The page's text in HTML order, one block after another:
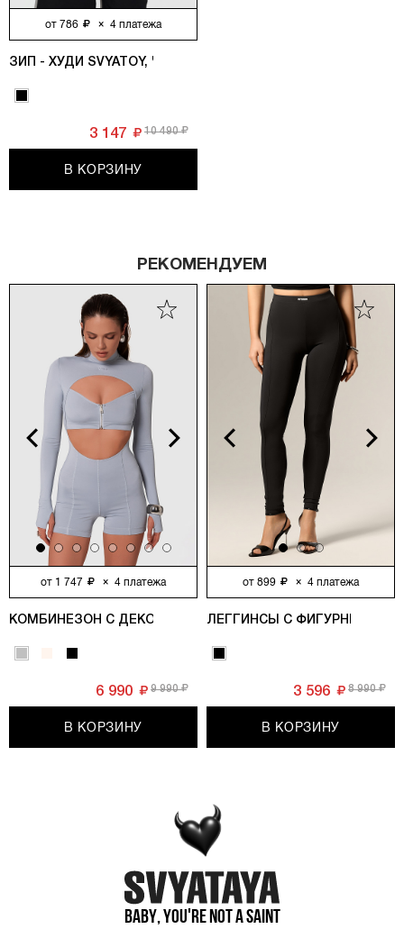
от 786 × 4 платежа
ЗИП - ХУДИ SVYATOY, ЧЕРНЫЙ
10 490
3 147
В КОРЗИНУ
РЕКОМЕНДУЕМ
Next
от 1 747 × 4 платежа
КОМБИНЕЗОН С ДЕКОРАТИВНЫМИ МОЛНИЯМИ, СЕРЫЙ
9 990
6 990
В КОРЗИНУ
Previous Next
от 899 × 4 платежа
ЛЕГГИНСЫ С ФИГУРНЫМИ
8 990
3 596
В КОРЗИНУ
Baby, you're not a saint